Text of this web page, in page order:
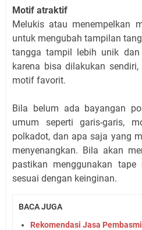
Motif atraktif
Melukis atau menempelkan
untuk mengubah tampilan
tangga tampil lebih unik dan
karena bisa dilakukan
motif favorit.
Bila belum ada bayangan
umum seperti garis-garis,
polkadot, dan apa saja yang
menyenangkan. Bila akan
pastikan menggunakan
sesuai dengan keinginan.
BACA JUGA
Rekomendasi Jasa